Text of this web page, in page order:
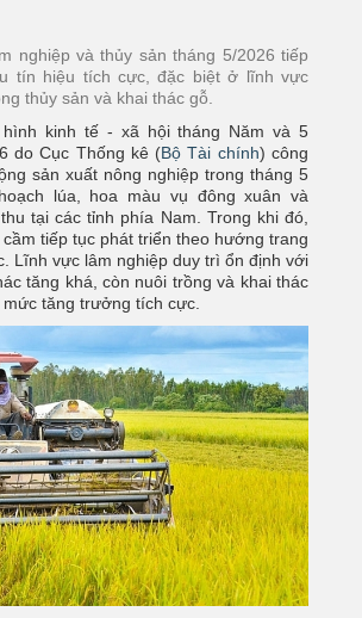
nghiệp và thủy sản tháng 5/2026 tiếp
tín hiệu tích cực, đặc biệt ở lĩnh vực
thủy sản và khai thác gỗ.
kinh tế - xã hội tháng Năm và 5
do Cục Thống kê (Bộ Tài chính) công
sản xuất nông nghiệp trong tháng 5
lúa, hoa màu vụ đông xuân và
tại các tỉnh phía Nam. Trong khi đó,
tiếp tục phát triển theo hướng trang
Lĩnh vực lâm nghiệp duy trì ổn định với
tăng khá, còn nuôi trồng và khai thác
tăng trưởng tích cực.